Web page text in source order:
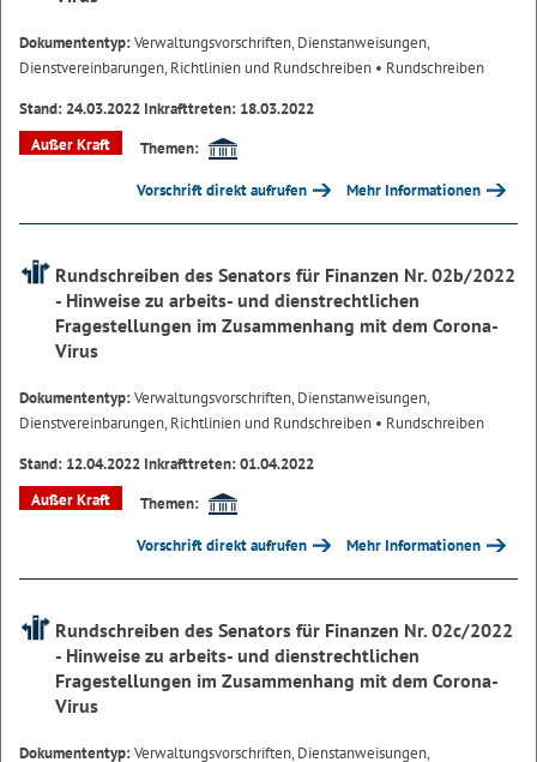
Dokumententyp:Verwaltungsvorschriften, Dienstanweisungen,
Dienstvereinbarungen, Richtlinien und Rundschreiben • Rundschreiben
Stand: 24.03.2022 Inkrafttreten: 18.03.2022
Außer Kraft
Themen:
Vorschrift direkt aufrufen Mehr Informationen
Rundschreiben des Senators für Finanzen Nr. 02b/2022
- Hinweise zu arbeits- und dienstrechtlichen
Fragestellungen im Zusammenhang mit dem Corona-
Virus
Dokumententyp:Verwaltungsvorschriften, Dienstanweisungen,
Dienstvereinbarungen, Richtlinien und Rundschreiben • Rundschreiben
Stand: 12.04.2022 Inkrafttreten: 01.04.2022
Außer Kraft
Themen:
Vorschrift direkt aufrufen Mehr Informationen
Rundschreiben des Senators für Finanzen Nr. 02c/2022
- Hinweise zu arbeits- und dienstrechtlichen
Fragestellungen im Zusammenhang mit dem Corona-
Virus
Dokumententyp:Verwaltungsvorschriften, Dienstanweisungen,